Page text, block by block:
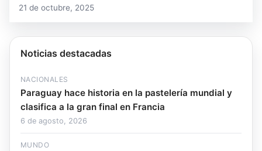
21 de octubre, 2025
Noticias destacadas
NACIONALES
Paraguay hace historia en la pastelería mundial y
clasifica a la gran final en Francia
6 de agosto, 2026
MUNDO